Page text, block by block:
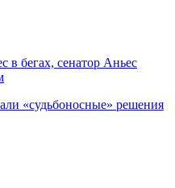
в бегах, сенатор Аньес
«судьбоносные» решения